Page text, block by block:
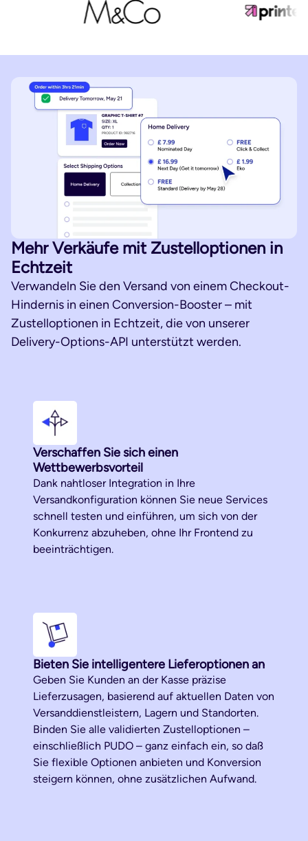
Mehr Verkäufe mit Zustelloptionen in
Echtzeit
Verwandeln Sie den Versand von einem Checkout-
Hindernis in einen Conversion-Booster – mit
Zustelloptionen in Echtzeit, die von unserer
Delivery-Options-API unterstützt werden.
Verschaffen Sie sich einen
Wettbewerbsvorteil
Dank nahtloser Integration in Ihre
Versandkonfiguration können Sie neue Services
schnell testen und einführen, um sich von der
Konkurrenz abzuheben, ohne Ihr Frontend zu
beeinträchtigen.
Bieten Sie intelligentere Lieferoptionen an
Geben Sie Kunden an der Kasse präzise
Lieferzusagen, basierend auf aktuellen Daten von
Versanddienstleistern, Lagern und Standorten.
Binden Sie alle validierten Zustelloptionen –
einschließlich PUDO – ganz einfach ein, so daß
Sie flexible Optionen anbieten und Konversion
steigern können, ohne zusätzlichen Aufwand.